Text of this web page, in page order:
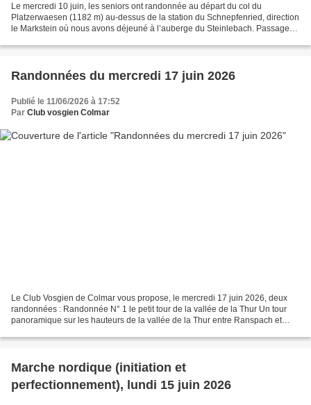
Le mercredi 10 juin, les seniors ont randonnée au départ du col du
Platzerwaesen (1182 m) au-dessus de la station du Schnepfenried, direction
le Markstein où nous avons déjeuné à l’auberge du Steinlebach. Passage
Randonnées du mercredi 17 juin 2026
Publié le 11/06/2026 à 17:52
Par Club vosgien Colmar
Le Club Vosgien de Colmar vous propose, le mercredi 17 juin 2026, deux
randonnées : Randonnée N° 1 le petit tour de la vallée de la Thur Un tour
panoramique sur les hauteurs de la vallée de la Thur entre Ranspach et
Marche nordique (initiation et
perfectionnement), lundi 15 juin 2026